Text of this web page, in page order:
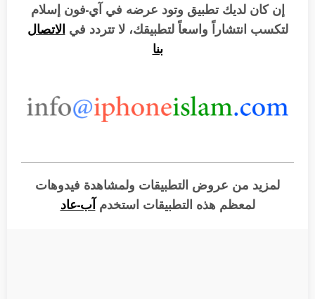
إن كان لديك تطبيق وتود عرضه في آي-فون إسلام
لتكسب انتشاراً واسعاً لتطبيقك، لا تتردد فيالاتصال
بنا
لمزيد من عروض التطبيقات ولمشاهدة فيدوهات
لمعظم هذه التطبيقات استخدمآب-عاد